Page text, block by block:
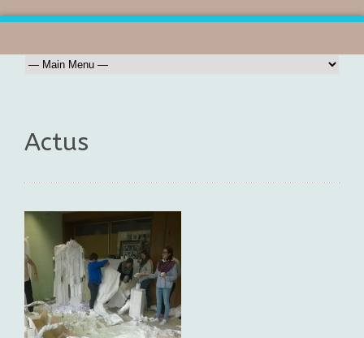
Actus